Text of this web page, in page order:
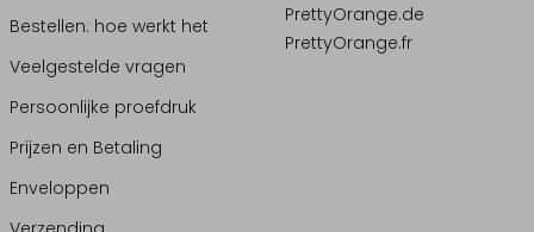
Bestellen: hoe werkt het
Veelgestelde vragen
Persoonlijke proefdruk
Prijzen en Betaling
Enveloppen
PrettyOrange.de
PrettyOrange.fr